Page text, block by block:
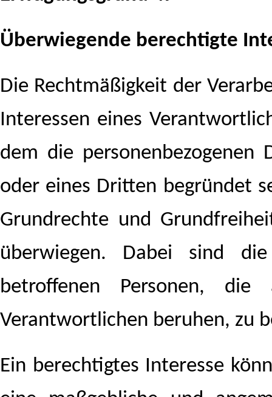
Überwiegende berechtigte
Die Rechtmäßigkeit der
Interessen eines
dem die personenbezogenen
oder eines Dritten begründet
Grundrechte und
überwiegen. Dabei sind
betroffenen Personen,
Verantwortlichen beruhen, zu
Ein berechtigtes Interesse